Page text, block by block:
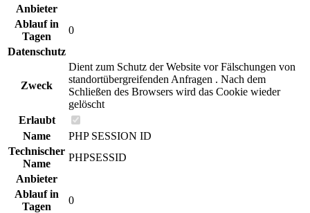
Anbieter
Ablauf in
Tagen
0
Datenschutz
Zweck
Dient zum Schutz der Website vor Fälschungen von
standortübergreifenden Anfragen . Nach dem
Schließen des Browsers wird das Cookie wieder
gelöscht
Erlaubt
Name
PHP SESSION ID
Technischer
Name
PHPSESSID
Anbieter
Ablauf in
Tagen
0